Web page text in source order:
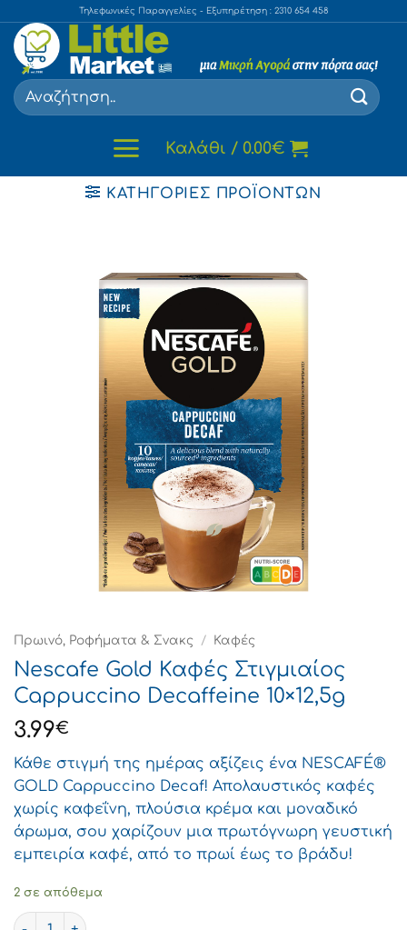
content
Τηλεφωνικές Παραγγελίες - Εξυπηρέτηση : 2310 654 458
Αναζήτηση
για:
Καλάθι / 0.00€
ΚΑΤΗΓΟΡΊΕΣ ΠΡΟΪΌΝΤΩΝ
Πρωινό, Ροφήματα & Σνακς / Καφές
Nescafe Gold Καφές Στιγμιαίος
Cappuccino Decaffeine 10×12,5g
3.99€
Κάθε στιγμή της ημέρας αξίζεις ένα NESCAFÉ®
GOLD Cappuccino Decaf! Απολαυστικός καφές
χωρίς καφεΐνη, πλούσια κρέμα και μοναδικό
άρωμα, σου χαρίζουν μια πρωτόγνωρη γευστική
εμπειρία καφέ, από το πρωί έως το βράδυ!
2 σε απόθεμα
Nescafe Gold Καφές Στιγμιαίος Cappuccino Decaffeine